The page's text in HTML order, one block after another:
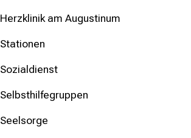
Herzklinik am Augustinum
Stationen
Sozialdienst
Selbsthilfegruppen
Seelsorge